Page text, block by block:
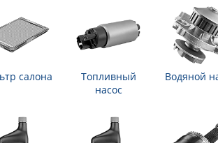
салона
Топливный
насос
Водяной